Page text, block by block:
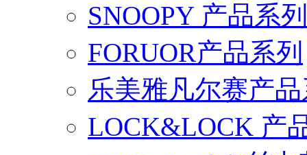
SNOOPY 产品系列
FORUOR产品系列
乐美雅凡尔赛产
LOCK&LOCK 产